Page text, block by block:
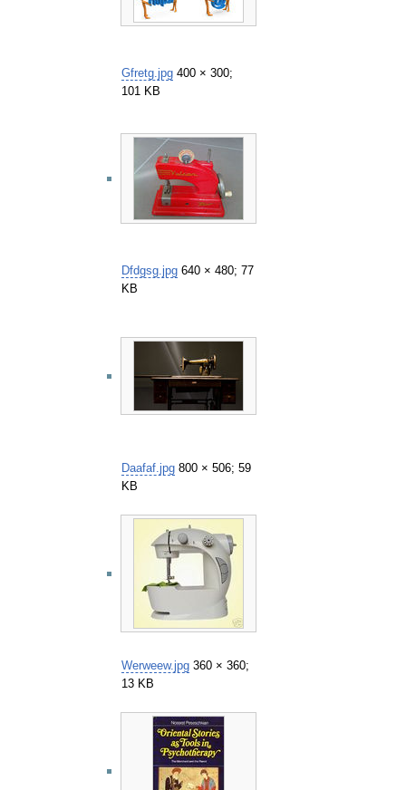
Gfretg.jpg 400 × 300;
101 KB
Dfdgsg.jpg 640 × 480; 77
KB
Daafaf.jpg 800 × 506; 59
KB
Werweew.jpg 360 × 360;
13 KB